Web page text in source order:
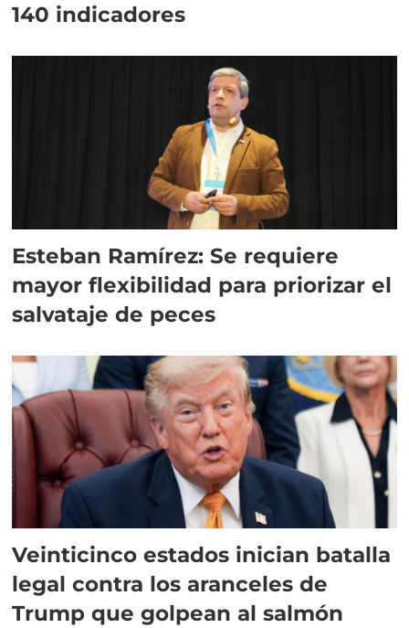
140 indicadores
Esteban Ramírez: Se requiere
mayor flexibilidad para priorizar el
salvataje de peces
Veinticinco estados inician batalla
legal contra los aranceles de
Trump que golpean al salmón